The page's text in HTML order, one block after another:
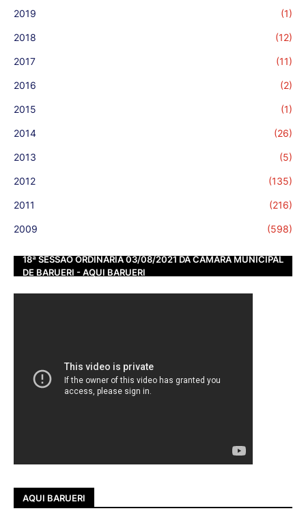
2019 (1)
2018 (12)
2017 (11)
2016 (2)
2015 (1)
2014 (26)
2013 (5)
2012 (135)
2011 (216)
2009 (598)
18ª SESSÃO ORDINÁRIA 03/08/2021 DA CÂMARA MUNICIPAL
DE BARUERI - AQUI BARUERI
AQUI BARUERI